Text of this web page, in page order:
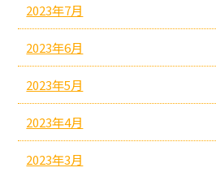
2023年7月
2023年6月
2023年5月
2023年4月
2023年3月